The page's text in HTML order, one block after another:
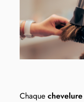
Chaque chevelure